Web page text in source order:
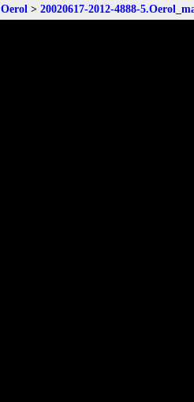
Oerol > 20020617-2012-4888-